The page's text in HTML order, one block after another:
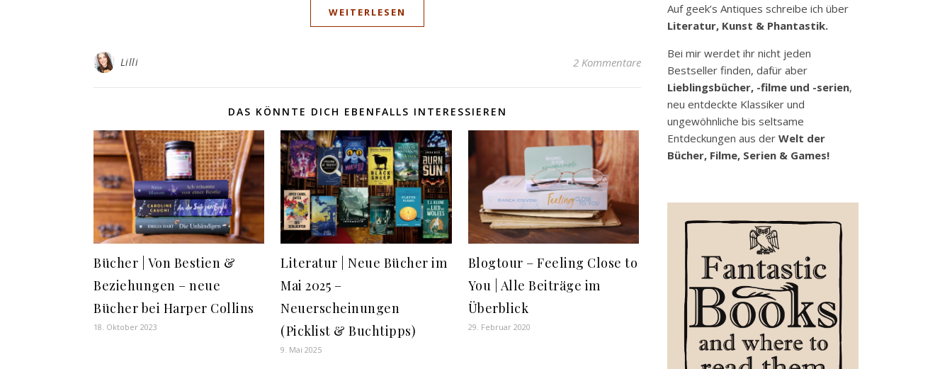
WEITERLESEN
Lilli 2 Kommentare
DAS KÖNNTE DICH EBENFALLS INTERESSIEREN
Bücher | Von Bestien &
Beziehungen – neue
Bücher bei Harper Collins
18. Oktober 2023
Literatur | Neue Bücher im
Mai 2025 –
Neuerscheinungen
(Picklist & Buchtipps)
9. Mai 2025
Blogtour – Feeling Close to
You | Alle Beiträge im
Überblick
29. Februar 2020
Auf geek’s Antiques schreibe ich über
Literatur, Kunst & Phantastik.
Bei mir werdet ihr nicht jeden
Bestseller finden, dafür aber
Lieblingsbücher, -filme und -serien,
neu entdeckte Klassiker und
ungewöhnliche bis seltsame
Entdeckungen aus der Welt der
Bücher, Filme, Serien & Games!